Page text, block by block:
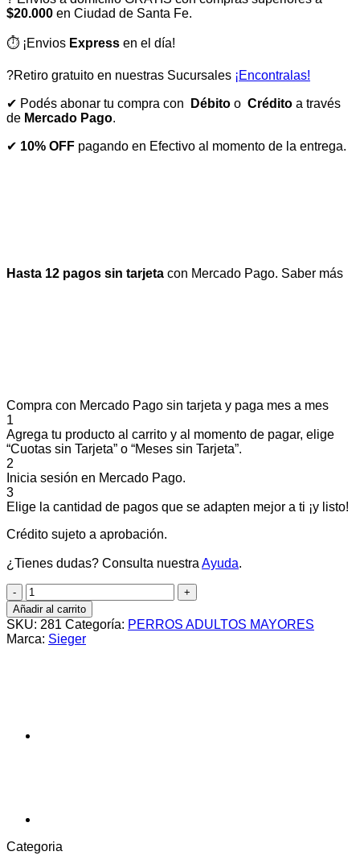
$20.000 en Ciudad de Santa Fe.
⏱️ ¡Envios Express en el día!
?Retiro gratuito en nuestras Sucursales ¡Encontralas!
✔ Podés abonar tu compra con Débito o Crédito a través
de Mercado Pago.
✔ 10% OFF pagando en Efectivo al momento de la entrega.
Hasta 12 pagos sin tarjeta con Mercado Pago. Saber más
Compra con Mercado Pago sin tarjeta y paga mes a mes
1
Agrega tu producto al carrito y al momento de pagar, elige
“Cuotas sin Tarjeta” o “Meses sin Tarjeta”.
2
Inicia sesión en Mercado Pago.
3
Elige la cantidad de pagos que se adapten mejor a ti ¡y listo!
Crédito sujeto a aprobación.
¿Tienes dudas? Consulta nuestra Ayuda.
SIEGER
PERRO
ADULTO
SENIOR
+7
Añadir al carrito
SKU: 281 Categoría: PERROS ADULTOS MAYORES
Marca: Sieger
Categoria